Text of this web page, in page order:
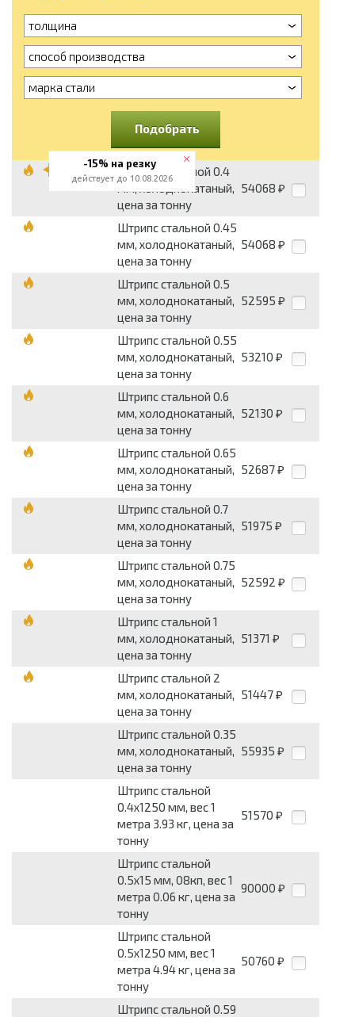
толщина
способ производства
марка стали
Подобрать
Штрипс стальной 0.4
мм, холоднокатаный,
цена за тонну
54068 ₽
Штрипс стальной 0.45
мм, холоднокатаный,
цена за тонну
54068 ₽
Штрипс стальной 0.5
мм, холоднокатаный,
цена за тонну
52595 ₽
Штрипс стальной 0.55
мм, холоднокатаный,
цена за тонну
53210 ₽
Штрипс стальной 0.6
мм, холоднокатаный,
цена за тонну
52130 ₽
Штрипс стальной 0.65
мм, холоднокатаный,
цена за тонну
52687 ₽
Штрипс стальной 0.7
мм, холоднокатаный,
цена за тонну
51975 ₽
Штрипс стальной 0.75
мм, холоднокатаный,
цена за тонну
52592 ₽
Штрипс стальной 1
мм, холоднокатаный,
цена за тонну
51371 ₽
Штрипс стальной 2
мм, холоднокатаный,
цена за тонну
51447 ₽
Штрипс стальной 0.35
мм, холоднокатаный,
цена за тонну
55935 ₽
Штрипс стальной
0.4x1250 мм, вес 1
метра 3.93 кг, цена за
тонну
51570 ₽
Штрипс стальной
0.5x15 мм, 08кп, вес 1
метра 0.06 кг, цена за
тонну
90000 ₽
Штрипс стальной
0.5x1250 мм, вес 1
метра 4.94 кг, цена за
тонну
50760 ₽
Штрипс стальной 0.59
-15% на резку
действует до 10.08.2026